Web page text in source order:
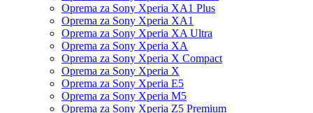
Oprema za Sony Xperia XA1 Plus
Oprema za Sony Xperia XA1
Oprema za Sony Xperia XA Ultra
Oprema za Sony Xperia XA
Oprema za Sony Xperia X Compact
Oprema za Sony Xperia X
Oprema za Sony Xperia E5
Oprema za Sony Xperia M5
Oprema za Sony Xperia Z5 Premium